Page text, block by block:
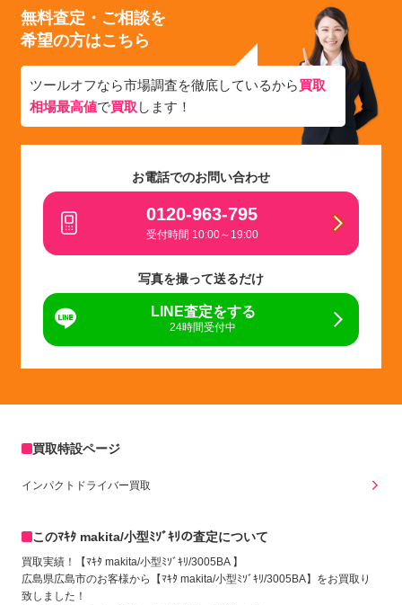
無料査定・ご相談を
希望の方はこちら
ツールオフなら市場調査を徹底しているから買取
相場最高値で買取 します！
お電話でのお問い合わせ
0120-963-795
受付時間 10:00～19:00
写真を撮って送るだけ
LINE査定をする
24時間受付中
買取特設ページ
インパクトドライバー買取
このﾏｷﾀ makita/小型ﾐｿﾞｷﾘの査定について
買取実績！【ﾏｷﾀ makita/小型ﾐｿﾞｷﾘ/3005BA 】
広島県広島市のお客様から【ﾏｷﾀ makita/小型ﾐｿﾞｷﾘ/3005BA】をお買取り
致しました！